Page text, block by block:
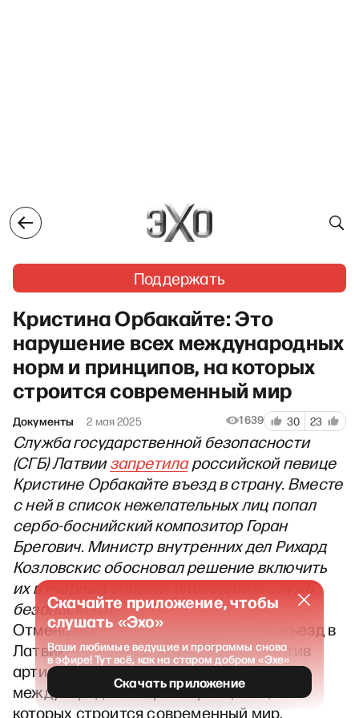
Поддержать
Кристина Орбакайте: Это
нарушение всех международных
норм и принципов, на которых
строится современный мир
Документы 2 мая 2025 1639 30 23
Служба государственной безопасности
(СГБ) Латвиизапретилароссийской певице
Кристине Орбакайте въезд в страну. Вместе
с ней в список нежелательных лиц попал
сербо-боснийский композитор Горан
Брегович. Министр внутренних дел Рихард
Козловскис обосновал решение включить
их в «черный список» опасениями служб
безопасности
Отмена моего концерта и запрет на въезд в
Латвию — это не просто решение против
артиста. Это нарушение всех
международных норм и принципов, на
которых строится современный мир.
Скачайте приложение, чтобы
слушать «Эхо»
Ваши любимые ведущие и программы снова
в эфире! Тут всё, как на старом добром «Эхе»
Скачать приложение